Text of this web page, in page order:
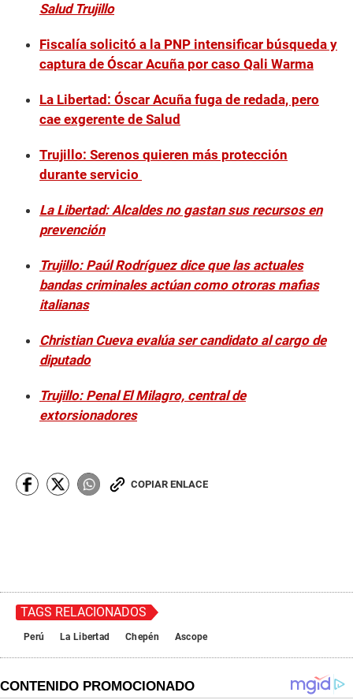
Salud Trujillo
Fiscalía solicitó a la PNP intensificar búsqueda y
captura de Óscar Acuña por caso Qali Warma
La Libertad: Óscar Acuña fuga de redada, pero
cae exgerente de Salud
Trujillo: Serenos quieren más protección
durante servicio
La Libertad: Alcaldes no gastan sus recursos en
prevención
Trujillo: Paúl Rodríguez dice que las actuales
bandas criminales actúan como otroras mafias
italianas
Christian Cueva evalúa ser candidato al cargo de
diputado
Trujillo: Penal El Milagro, central de
extorsionadores
COPIAR ENLACE
TAGS RELACIONADOS
Perú La Libertad Chepén Ascope